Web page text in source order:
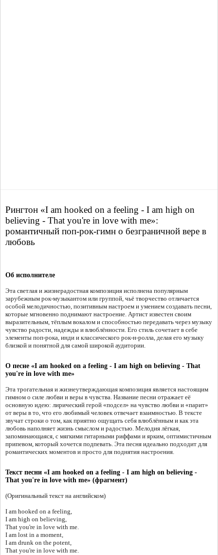
Рингтон «I am hooked on a feeling - I am high on
believing - That you're in love with me»:
романтичный поп-рок-гимн о безграничной вере в
любовь
Об исполнителе
Эта светлая и жизнерадостная композиция исполнена популярным
зарубежным рок-музыкантом или группой, чьё творчество отличается
особой мелодичностью, позитивным настроем и умением создавать песни,
которые мгновенно поднимают настроение. Артист известен своим
выразительным, тёплым вокалом и способностью передавать через музыку
чувство радости, надежды и влюблённости. Его стиль сочетает в себе
элементы поп-рока, инди и классического рок-н-ролла, делая его музыку
близкой и понятной для самой широкой аудитории.
О песне «I am hooked on a feeling - I am high on believing - That
you're in love with me»
Эта трогательная и жизнеутверждающая композиция является настоящим
гимном о силе любви и веры в чувства. Название песни отражает её
основную идею: лирический герой «подсел» на чувство любви и «парит»
от веры в то, что его любимый человек отвечает взаимностью. В тексте
звучат строки о том, как приятно ощущать себя влюблённым и как эта
любовь наполняет жизнь смыслом и радостью. Мелодия лёгкая,
запоминающаяся, с мягкими гитарными риффами и ярким, оптимистичным
припевом, который хочется подпевать. Эта песня идеально подходит для
романтических моментов и просто для поднятия настроения.
Текст песни «I am hooked on a feeling - I am high on believing -
That you're in love with me» (фрагмент)
(Оригинальный текст на английском)
I am hooked on a feeling,
I am high on believing,
That you're in love with me.
I am lost in a moment,
I am drunk on the potent,
That you're in love with me.